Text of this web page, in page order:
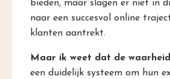
bieden, maar slagen er niet in
naar een succesvol online
klanten aantrekt.
Maar ik weet dat de
een duidelijk systeem om hun